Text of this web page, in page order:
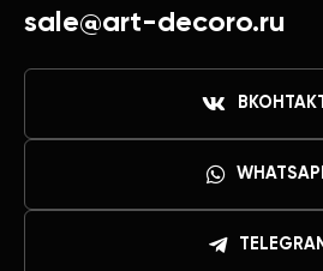
sale@art-decoro.ru